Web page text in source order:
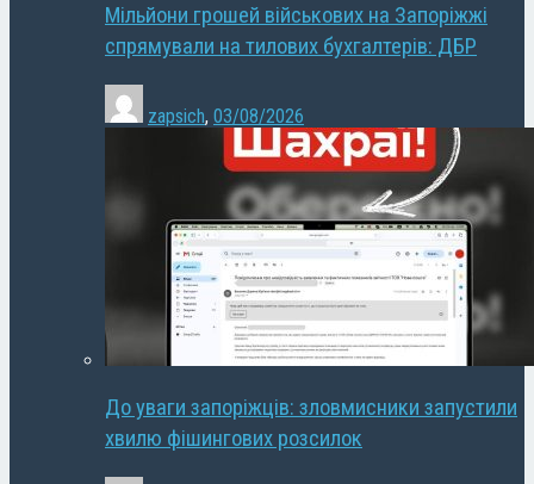
Мільйони грошей військових на Запоріжжі
спрямували на тилових бухгалтерів: ДБР
zapsich, 03/08/2026
До уваги запоріжців: зловмисники запустили
хвилю фішингових розсилок